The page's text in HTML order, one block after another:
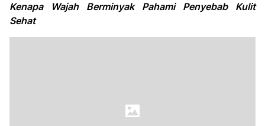
Kenapa Wajah Berminyak Pahami Penyebab Kulit
Sehat